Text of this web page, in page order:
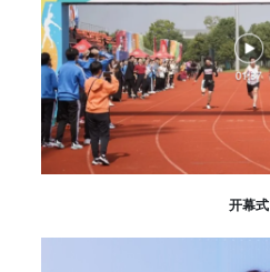
开幕式